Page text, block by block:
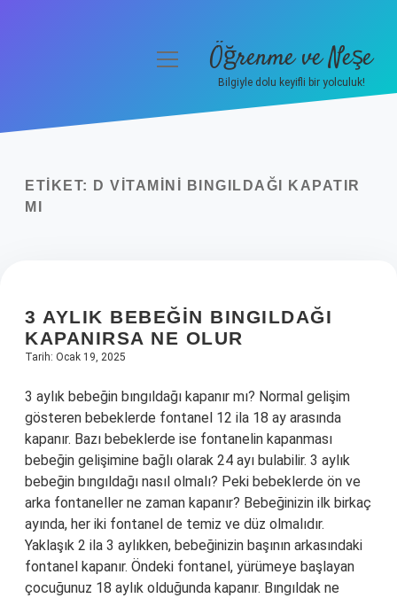
Yasal Uyarı
menüyüÖğrenme ve Neşe
Bilgiyle dolu keyifli bir yolculuk!
ETIKET:
D VITAMINI BINGILDAĞI KAPATIR
MI
3 AYLIK BEBEĞIN BINGILDAĞI
KAPANIRSA NE OLUR
Tarih: Ocak 19, 2025
3 aylık bebeğin bıngıldağı kapanır mı? Normal gelişim
gösteren bebeklerde fontanel 12 ila 18 ay arasında
kapanır. Bazı bebeklerde ise fontanelin kapanması
bebeğin gelişimine bağlı olarak 24 ayı bulabilir. 3 aylık
bebeğin bıngıldağı nasıl olmalı? Peki bebeklerde ön ve
arka fontaneller ne zaman kapanır? Bebeğinizin ilk birkaç
ayında, her iki fontanel de temiz ve düz olmalıdır.
Yaklaşık 2 ila 3 aylıkken, bebeğinizin başının arkasındaki
fontanel kapanır. Öndeki fontanel, yürümeye başlayan
çocuğunuz 18 aylık olduğunda kapanır. Bıngıldak ne